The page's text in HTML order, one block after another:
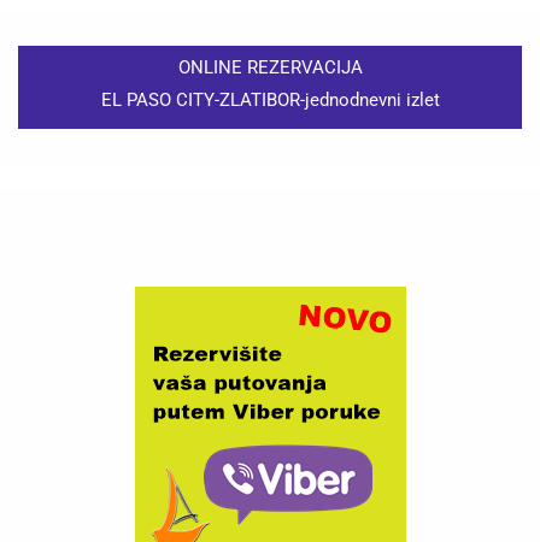
ONLINE REZERVACIJA
EL PASO CITY-ZLATIBOR-jednodnevni izlet